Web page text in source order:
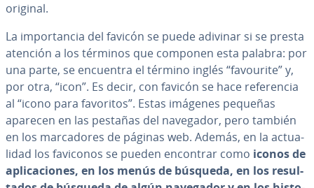
original.
La im­po­r­ta­n­cia del favicón se puede adivinar si se presta
atención a los términos que componen esta palabra: por
una parte, se encuentra el término inglés “favourite” y,
por otra, “icon”. Es decir, con favicón se hace re­fe­re­n­cia
al “icono para favoritos”. Estas imágenes pequeñas
aparecen en las pestañas del navegador, pero también
en los ma­r­ca­do­res de páginas web. Además, en la ac­tua­
li­dad los faviconos se pueden encontrar como iconos de
apli­ca­cio­nes, en los menús de búsqueda, en los re­su­l­